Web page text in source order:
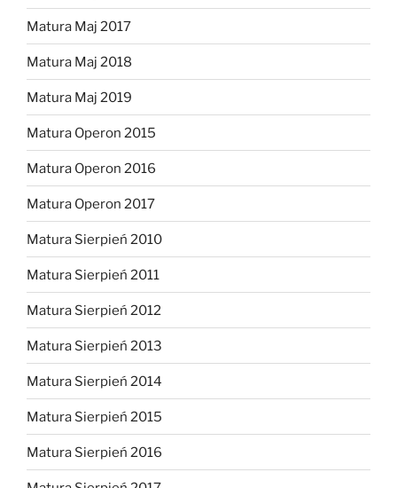
Matura Maj 2017
Matura Maj 2018
Matura Maj 2019
Matura Operon 2015
Matura Operon 2016
Matura Operon 2017
Matura Sierpień 2010
Matura Sierpień 2011
Matura Sierpień 2012
Matura Sierpień 2013
Matura Sierpień 2014
Matura Sierpień 2015
Matura Sierpień 2016